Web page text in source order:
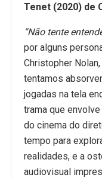
Tenet (2020) de
“Não tente
por alguns
Christopher Nolan,
tentamos
jogadas na tela
trama que
do cinema do
tempo para
realidades, e a
audiovisual